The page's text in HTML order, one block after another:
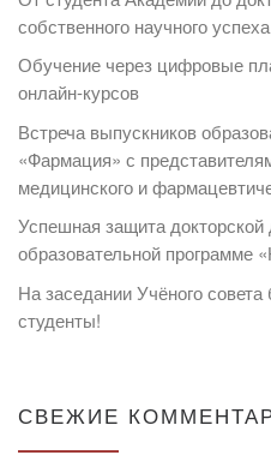
собственного научного
Обучение через цифровые
онлайн-курсов
Встреча выпускников
«Фармация» с
медицинского и
Успешная защита докторской
образовательной программе
На заседании Учёного
студенты!
СВЕЖИЕ